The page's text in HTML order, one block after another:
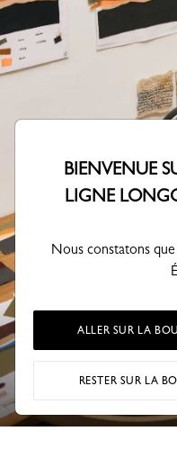
HOMME
BIENVENUE
LIGNE
Nous constatons
ALLER SUR LA
RESTER SUR LA